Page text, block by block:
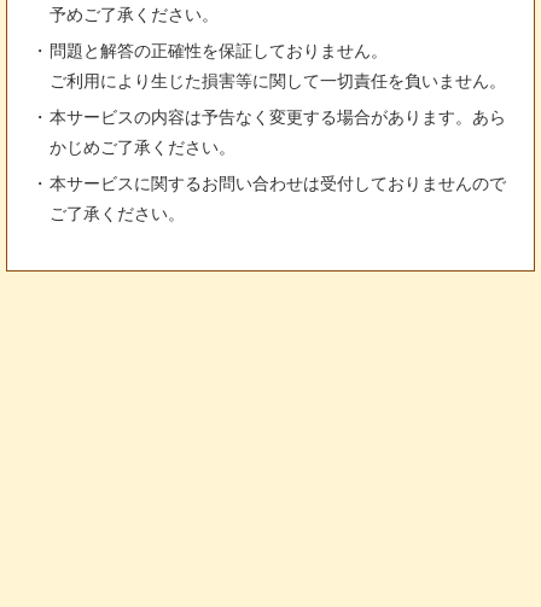
予めご了承ください。
問題と解答の正確性を保証しておりません。
ご利用により生じた損害等に関して一切責任を負いません。
本サービスの内容は予告なく変更する場合があります。あら
かじめご了承ください。
本サービスに関するお問い合わせは受付しておりませんので
ご了承ください。